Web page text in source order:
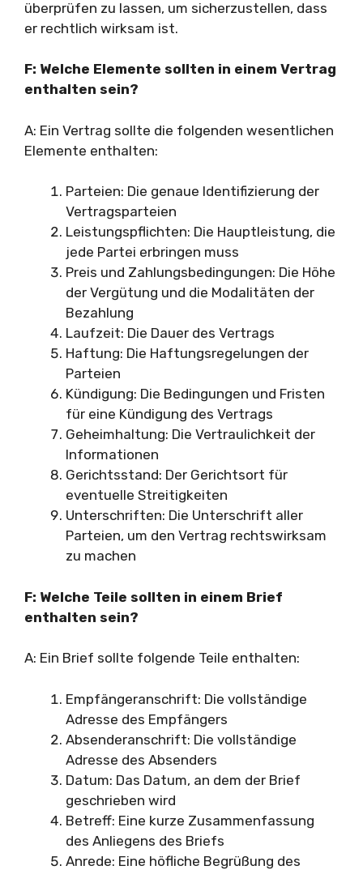
überprüfen zu lassen, um sicherzustellen, dass
er rechtlich wirksam ist.
F: Welche Elemente sollten in einem Vertrag
enthalten sein?
A: Ein Vertrag sollte die folgenden wesentlichen
Elemente enthalten:
Parteien: Die genaue Identifizierung der
Vertragsparteien
Leistungspflichten: Die Hauptleistung, die
jede Partei erbringen muss
Preis und Zahlungsbedingungen: Die Höhe
der Vergütung und die Modalitäten der
Bezahlung
Laufzeit: Die Dauer des Vertrags
Haftung: Die Haftungsregelungen der
Parteien
Kündigung: Die Bedingungen und Fristen
für eine Kündigung des Vertrags
Geheimhaltung: Die Vertraulichkeit der
Informationen
Gerichtsstand: Der Gerichtsort für
eventuelle Streitigkeiten
Unterschriften: Die Unterschrift aller
Parteien, um den Vertrag rechtswirksam
zu machen
F: Welche Teile sollten in einem Brief
enthalten sein?
A: Ein Brief sollte folgende Teile enthalten:
Empfängeranschrift: Die vollständige
Adresse des Empfängers
Absenderanschrift: Die vollständige
Adresse des Absenders
Datum: Das Datum, an dem der Brief
geschrieben wird
Betreff: Eine kurze Zusammenfassung
des Anliegens des Briefs
Anrede: Eine höfliche Begrüßung des